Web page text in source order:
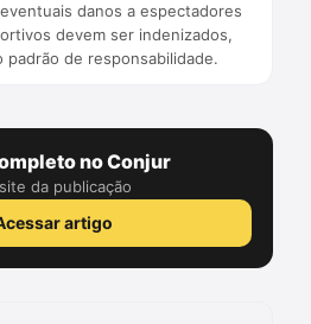
danos a espectadores
devem ser indenizados,
padrão de responsabilidade.
no Conjur
da publicação
artigo